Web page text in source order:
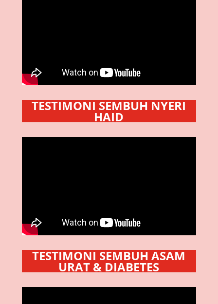
TESTIMONI SEMBUH NYERI
HAID
TESTIMONI SEMBUH ASAM
URAT & DIABETES